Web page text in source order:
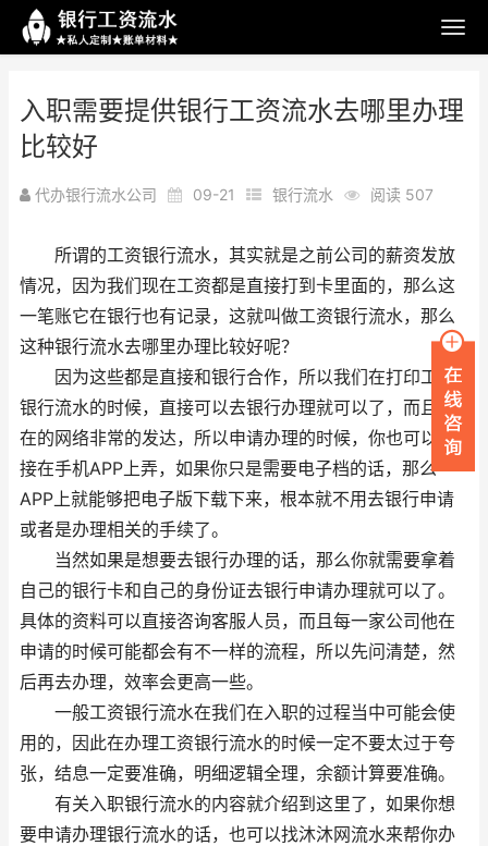
入职需要提供银行工资流水去哪里办理
比较好
代办银行流水公司 09-21 银行流水 阅读 507
所谓的工资银行流水，其实就是之前公司的薪资发放
情况，因为我们现在工资都是直接打到卡里面的，那么这
一笔账它在银行也有记录，这就叫做工资银行流水，那么
这种银行流水去哪里办理比较好呢？
因为这些都是直接和银行合作，所以我们在打印工资
银行流水的时候，直接可以去银行办理就可以了，而且现
在的网络非常的发达，所以申请办理的时候，你也可以直
接在手机APP上弄，如果你只是需要电子档的话，那么
APP上就能够把电子版下载下来，根本就不用去银行申请
或者是办理相关的手续了。
当然如果是想要去银行办理的话，那么你就需要拿着
自己的银行卡和自己的身份证去银行申请办理就可以了。
具体的资料可以直接咨询客服人员，而且每一家公司他在
申请的时候可能都会有不一样的流程，所以先问清楚，然
后再去办理，效率会更高一些。
一般工资银行流水在我们在入职的过程当中可能会使
用的，因此在办理工资银行流水的时候一定不要太过于夸
张，结息一定要准确，明细逻辑全理，余额计算要准确。
有关入职银行流水的内容就介绍到这里了，如果你想
要申请办理银行流水的话，也可以找沐沐网流水来帮你办